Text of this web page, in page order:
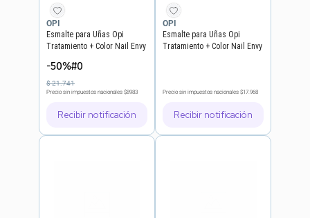
OPI
Esmalte para Uñas Opi
Tratamiento + Color Nail Envy
-50%#0
$21.741
Precio sin impuestos nacionales $8983
Recibir notificación
OPI
Esmalte para Uñas Opi
Tratamiento + Color Nail Envy
Precio sin impuestos nacionales $17.968
Recibir notificación